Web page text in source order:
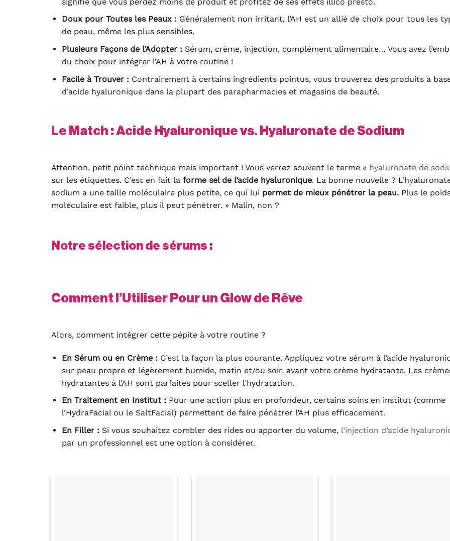
Doux pour Toutes les Peaux : Généralement non irritant, l’AH est un allié de choix pour tous les
de peau, même les plus sensibles.
Plusieurs Façons de l’Adopter : Sérum, crème, injection, complément alimentaire… Vous avez
du choix pour intégrer l’AH à votre routine !
Facile à Trouver : Contrairement à certains ingrédients pointus, vous trouverez des produits à
d’acide hyaluronique dans la plupart des parapharmacies et magasins de beauté.
Le Match : Acide Hyaluronique vs. Hyaluronate de Sodium
Attention, petit point technique mais important ! Vous verrez souvent le terme « hyaluronate de
sur les étiquettes. C’est en fait la forme sel de l’acide hyaluronique. La bonne nouvelle ?
sodium a une taille moléculaire plus petite, ce qui lui permet de mieux pénétrer la peau. Plus le
moléculaire est faible, plus il peut pénétrer. » Malin, non ?
Notre sélection de sérums :
Comment l’Utiliser Pour un Glow de Rêve
Alors, comment intégrer cette pépite à votre routine ?
En Sérum ou en Crème : C’est la façon la plus courante. Appliquez votre sérum à l’acide
sur peau propre et légèrement humide, matin et/ou soir, avant votre crème hydratante. Les
hydratantes à l’AH sont parfaites pour sceller l’hydratation.
En Traitement en Institut : Pour une action plus en profondeur, certains soins en institut (comme
l’HydraFacial ou le SaltFacial) permettent de faire pénétrer l’AH plus efficacement.
En Filler : Si vous souhaitez combler des rides ou apporter du volume, l’injection d’acide
par un professionnel est une option à considérer.